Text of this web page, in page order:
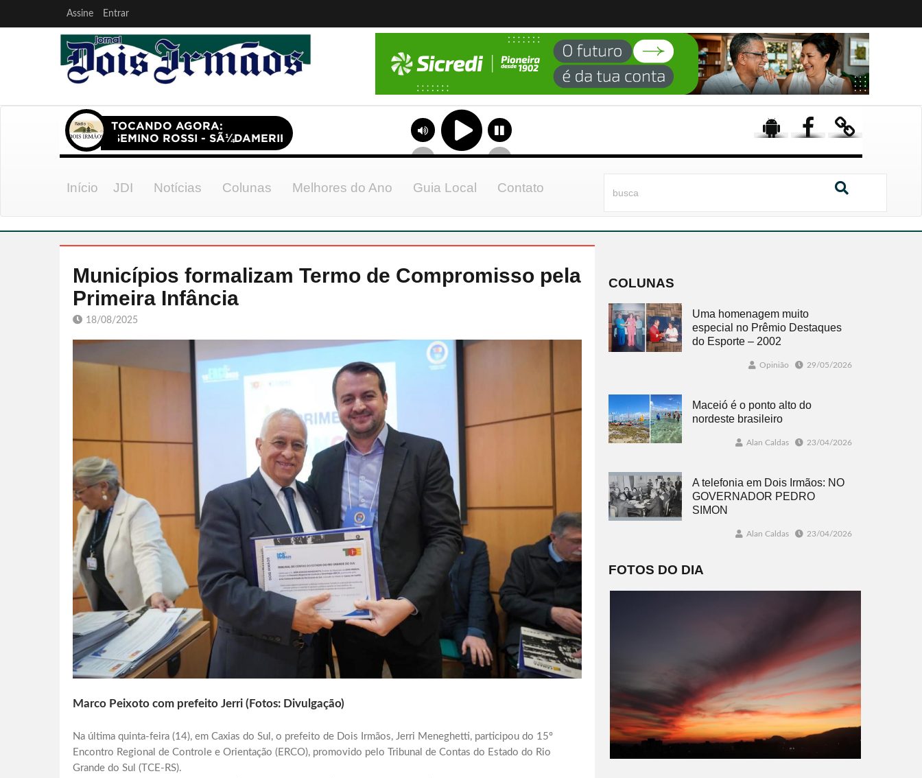
Assine Entrar
Início JDI Notícias Colunas Melhores do Ano Guia Local Contato
Municípios formalizam Termo de Compromisso pela
Primeira Infância
18/08/2025
Marco Peixoto com prefeito Jerri (Fotos: Divulgação)
Na última quinta-feira (14), em Caxias do Sul, o prefeito de Dois Irmãos, Jerri Meneghetti, participou do 15º
Encontro Regional de Controle e Orientação (ERCO), promovido pelo Tribunal de Contas do Estado do Rio
Grande do Sul (TCE-RS).
COLUNAS
Uma homenagem muito
especial no Prêmio Destaques
do Esporte – 2002
Opinião 29/05/2026
Maceió é o ponto alto do
nordeste brasileiro
Alan Caldas 23/04/2026
A telefonia em Dois Irmãos: NO
GOVERNADOR PEDRO
SIMON
Alan Caldas 23/04/2026
FOTOS DO DIA